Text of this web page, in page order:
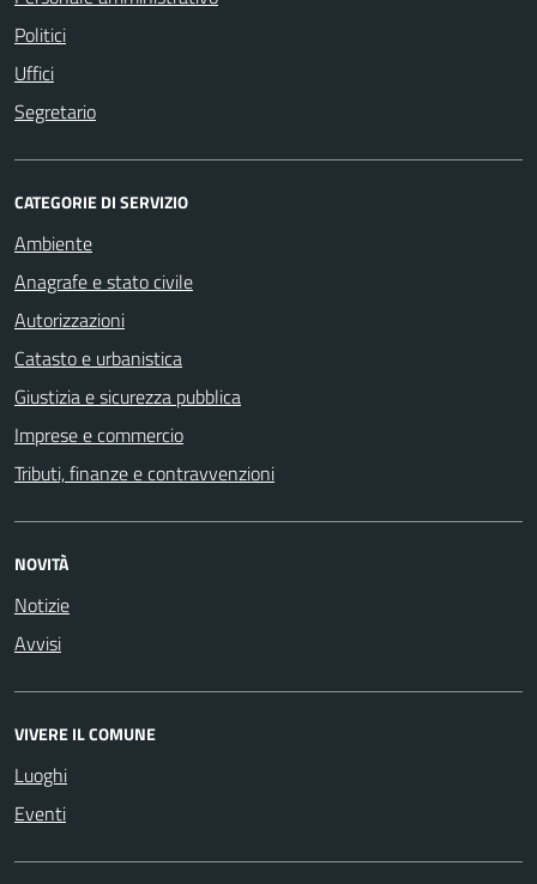
Politici
Uffici
Segretario
CATEGORIE DI SERVIZIO
Ambiente
Anagrafe e stato civile
Autorizzazioni
Catasto e urbanistica
Giustizia e sicurezza pubblica
Imprese e commercio
Tributi, finanze e contravvenzioni
NOVITÀ
Notizie
Avvisi
VIVERE IL COMUNE
Luoghi
Eventi